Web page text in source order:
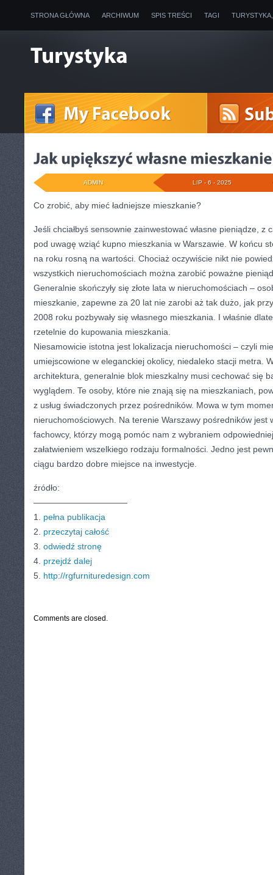
STRONA GŁÓWNA ARCHIWUM SPIS TREŚCI TAGI
LIP - 6 - 2025
ADMIN
Co zrobić, aby mieć ładniejsze mieszkanie?
Jeśli chciałbyś sensownie zainwestować własne pieniądze, z
pod uwagę wziąć kupno mieszkania w Warszawie. W końcu
na roku rosną na wartości. Chociaż oczywiście nikt nie
wszystkich nieruchomościach można zarobić poważne
Generalnie skończyły się złote lata w nieruchomościach –
mieszkanie, zapewne za 20 lat nie zarobi aż tak dużo, jak
2008 roku pozbywały się własnego mieszkania. I właśnie
rzetelnie do kupowania mieszkania.
Niesamowicie istotna jest lokalizacja nieruchomości – czyli
umiejscowione w eleganckiej okolicy, niedaleko stacji metra.
architektura, generalnie blok mieszkalny musi cechować się
wyglądem. Te osoby, które nie znają się na mieszkaniach,
z usług świadczonych przez pośredników. Mowa w tym
nieruchomościowych. Na terenie Warszawy pośredników jest
fachowcy, którzy mogą pomóc nam z wybraniem
załatwieniem wszelkiego rodzaju formalności. Jedno jest
ciągu bardzo dobre miejsce na inwestycje.
źródło:
———————————
1. pełna publikacja
2. przeczytaj całość
3. odwiedź stronę
4. przejdź dalej
5. http://rgfurnituredesign.com
Comments are closed.